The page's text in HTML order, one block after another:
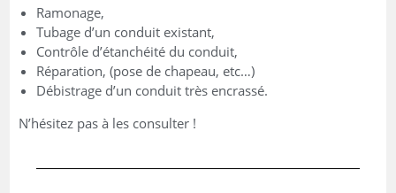
Ramonage,
Tubage d’un conduit existant,
Contrôle d’étanchéité du conduit,
Réparation, (pose de chapeau, etc…)
Débistrage d’un conduit très encrassé.
N’hésitez pas à les consulter !